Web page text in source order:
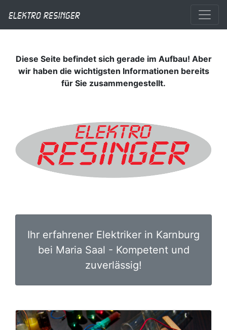
Elektro Resinger
Diese Seite befindet sich gerade im Aufbau! Aber
wir haben die wichtigsten Informationen bereits
für Sie zusammengestellt.
Ihr erfahrener Elektriker in Karnburg
bei Maria Saal - Kompetent und
zuverlässig!